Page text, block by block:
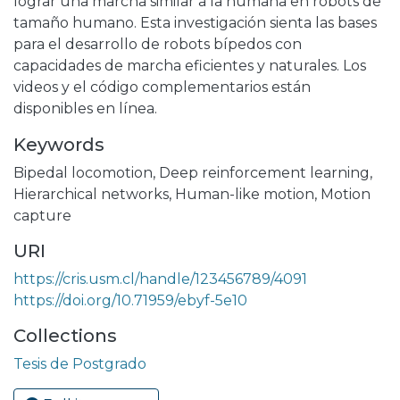
tamaño humano. Esta investigación sienta las bases
para el desarrollo de robots bípedos con
capacidades de marcha eficientes y naturales. Los
videos y el código complementarios están
disponibles en línea.
Keywords
Bipedal locomotion, Deep reinforcement learning,
Hierarchical networks, Human-like motion, Motion
capture
URI
https://cris.usm.cl/handle/123456789/4091
https://doi.org/10.71959/ebyf-5e10
Collections
Tesis de Postgrado